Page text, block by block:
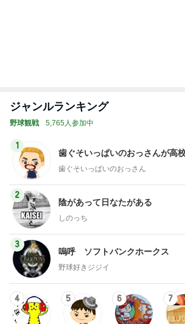
ジャンルランキング
野球観戦 5,765人参加中
1
歯ぐそいっぱいのおっさんが高
歯ぐそいっぱいのおっさん
2
陰があって日なたがある
しのっち
3
嗚呼 ソフトバンクホークス
野球好きジジイ
4 5 6 7